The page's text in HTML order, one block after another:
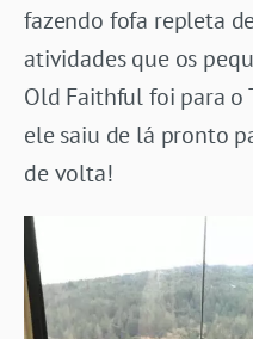
fazendo fofa repleta
atividades que os
Old Faithful foi para o
ele saiu de lá pronto
de volta!